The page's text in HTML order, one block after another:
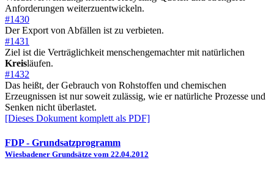
Anforderungen weiterzuentwickeln.
#1430
Der Export von Abfällen ist zu verbieten.
#1431
Ziel ist die Verträglichkeit menschengemachter mit natürlichen
Kreisläufen.
#1432
Das heißt, der Gebrauch von Rohstoffen und chemischen
Erzeugnissen ist nur soweit zulässig, wie er natürliche Prozesse und
Senken nicht überlastet.
[Dieses Dokument komplett als PDF]
FDP- Grundsatzprogramm
Wiesbadener Grundsätze vom 22.04.2012